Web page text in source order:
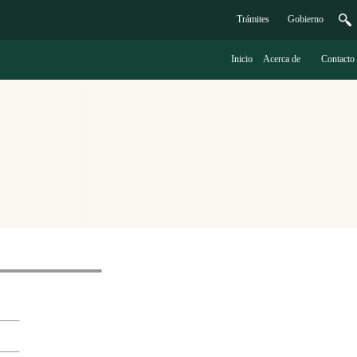
Trámites Gobierno
Inicio Acerca de Contacto